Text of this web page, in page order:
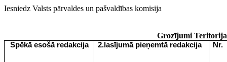
Iesniedz Valsts pārvaldes un pašvaldības komisija
Grozījumi
Spēkā esošā redakcija 2.lasījumā pieņemtā redakcija Nr.